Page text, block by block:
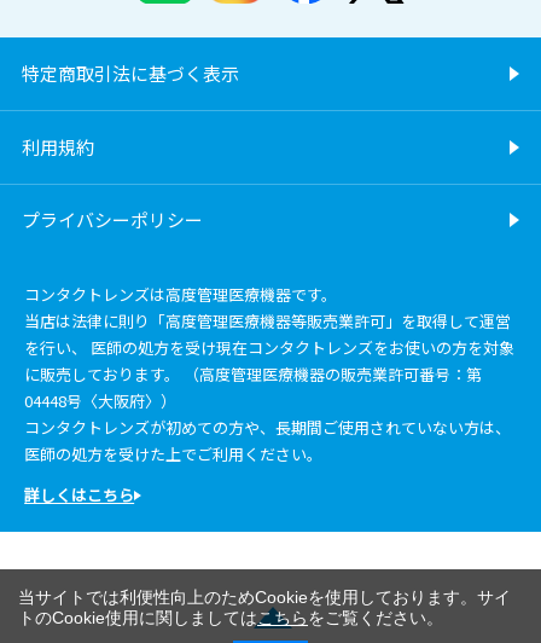
特定商取引法に基づく表示
利用規約
プライバシーポリシー
コンタクトレンズは高度管理医療機器です。
当店は法律に則り「高度管理医療機器等販売業許可」を取得して運営
を行い、 医師の処方を受け現在コンタクトレンズをお使いの方を対象
に販売しております。 （高度管理医療機器の販売業許可番号：第
04448号〈大阪府〉）
コンタクトレンズが初めての方や、長期間ご使用されていない方は、
医師の処方を受けた上でご利用ください。
詳しくはこちら
当サイトでは利便性向上のためCookieを使用しております。サイ
トのCookie使用に関しましてはこちらをご覧ください。